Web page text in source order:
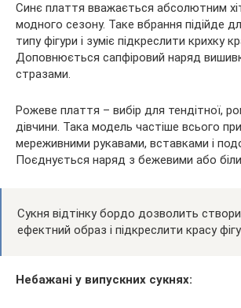
Синє плаття вважається абсолютним
модного сезону. Таке вбрання підійде
типу фігури і зуміє підкреслити крихку
Доповнюється сапфіровий наряд
стразами.
Рожеве плаття – вибір для тендітної,
дівчини. Така модель частіше всього
мереживними рукавами, вставками і
Поєднується наряд з бежевими або
Сукня відтінку бордо дозволить
ефектний образ і підкреслити красу
Небажані у випускних сукнях: